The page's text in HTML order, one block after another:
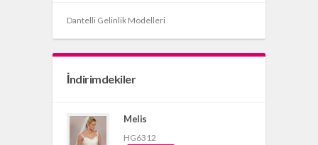
Dantelli Gelinlik Modelleri
İndirimdekiler
Melis
HG6312